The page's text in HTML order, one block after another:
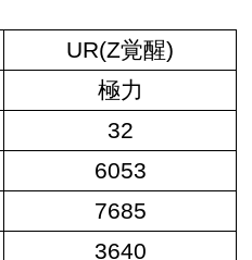
UR(Z覚醒)
極力
32
6053
7685
3640